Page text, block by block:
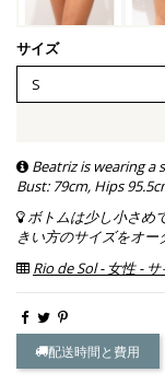
サイズ
Beatriz is wearing a
Bust: 79cm, Hips
ボトムは少し小さめ
きい方のサイズをオー
Rio de Sol - 女性 -
配送時間と費用